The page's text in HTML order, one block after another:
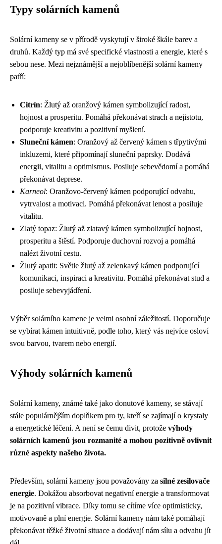
Typy solárních kamenů
Solární kameny se v přírodě vyskytují v široké škále barev a
druhů. Každý typ má své specifické vlastnosti a energie, které s
sebou nese. Mezi nejznámější a nejoblíbenější solární kameny
patří:
Citrín: Žlutý až oranžový kámen symbolizující radost,
hojnost a prosperitu. Pomáhá překonávat strach a nejistotu,
podporuje kreativitu a pozitivní myšlení.
Sluneční kámen: Oranžový až červený kámen s třpytivými
inkluzemi, které připomínají sluneční paprsky. Dodává
energii, vitalitu a optimismus. Posiluje sebevědomí a pomáhá
překonávat deprese.
Karneol: Oranžovo-červený kámen podporující odvahu,
vytrvalost a motivaci. Pomáhá překonávat lenost a posiluje
vitalitu.
Zlatý topaz: Žlutý až zlatavý kámen symbolizující hojnost,
prosperitu a štěstí. Podporuje duchovní rozvoj a pomáhá
nalézt životní cestu.
Žlutý apatit: Světle žlutý až zelenkavý kámen podporující
komunikaci, inspiraci a kreativitu. Pomáhá překonávat stud a
posiluje sebevyjádření.
Výběr solárního kamene je velmi osobní záležitostí. Doporučuje
se vybírat kámen intuitivně, podle toho, který vás nejvíce osloví
svou barvou, tvarem nebo energií.
Výhody solárních kamenů
Solární kameny, známé také jako donutové kameny, se stávají
stále populárnějším doplňkem pro ty, kteří se zajímají o krystaly
a energetické léčení. A není se čemu divit, protože výhody
solárních kamenů jsou rozmanité a mohou pozitivně ovlivnit
různé aspekty našeho života.
Především, solární kameny jsou považovány za silné zesilovače
energie. Dokážou absorbovat negativní energie a transformovat
je na pozitivní vibrace. Díky tomu se cítíme více optimisticky,
motivovaně a plní energie. Solární kameny nám také pomáhají
překonávat těžké životní situace a dodávají nám sílu a odvahu jít